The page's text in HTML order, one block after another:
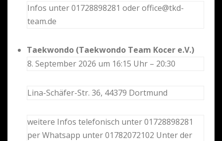
Infos unter 01728898281 oder office@tkd-
team.de
Taekwondo (Taekwondo Team Kocer e.V.)
8. September 2026 um 16:15 Uhr – 20:30
Lina-Schäfer-Str. 36, 44379 Dortmund
weitere Infos telefonisch unter 01728898281
per Whatsapp unter 01782072102 Unter der